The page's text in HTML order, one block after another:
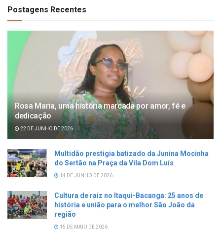
Postagens Recentes
Rosa Maria, uma história marcada por amor, fé e
dedicação
22 DE JUNHO DE 2026
Multidão prestigia batizado da Junina Mocinha
do Sertão na Praça da Vila Dom Luís
14 DE JUNHO DE 2026
Cultura de raiz no Itaqui-Bacanga: 25 anos de
história e união para o melhor São João da
região
15 DE MAIO DE 2026